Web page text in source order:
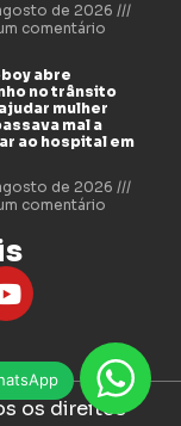
de 2026
comentário
abre
no trânsito
mulher
mal a
ao hospital em
de 2026
comentário
os direitos